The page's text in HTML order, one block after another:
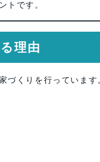
トです。
理由
づくりを行っています